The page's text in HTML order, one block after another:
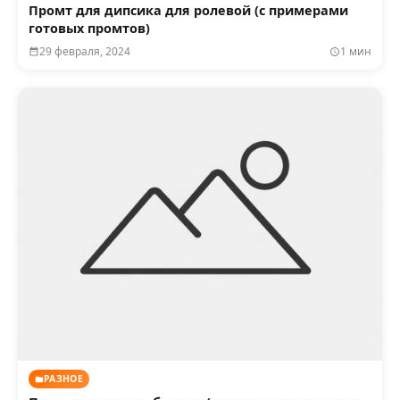
Промт для дипсика для ролевой (с примерами
готовых промтов)
29 февраля, 2024 1 мин
РАЗНОЕ